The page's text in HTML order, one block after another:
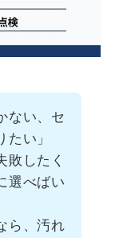
ない、セ
たい」
敗したく
選べばい
ら、汚れ